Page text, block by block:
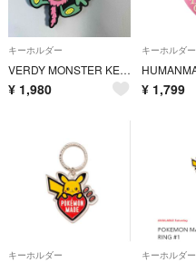
キーホルダー
VERDY MONSTER KEY CHAIN シークレットベース ベルディ
¥ 1,980
キーホルダー
¥ 1,799
キーホルダー キーホルダー